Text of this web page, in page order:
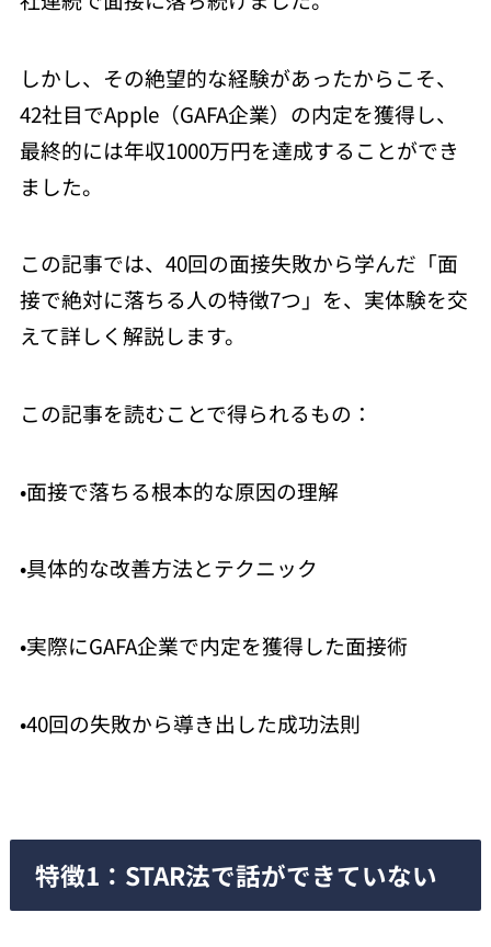
しかし、その絶望的な経験があったからこそ、
42社目でApple（GAFA企業）の内定を獲得し、
最終的には年収1000万円を達成することができ
ました。
この記事では、40回の面接失敗から学んだ「面
接で絶対に落ちる人の特徴7つ」を、実体験を交
えて詳しく解説します。
この記事を読むことで得られるもの：
•面接で落ちる根本的な原因の理解
•具体的な改善方法とテクニック
•実際にGAFA企業で内定を獲得した面接術
•40回の失敗から導き出した成功法則
特徴1：STAR法で話ができていない